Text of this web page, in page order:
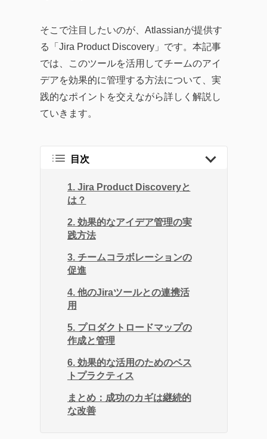
そこで注目したいのが、Atlassianが提供す
る「Jira Product Discovery」です。本記事
では、このツールを活用してチームのアイ
デアを効果的に管理する方法について、実
践的なポイントを交えながら詳しく解説し
ていきます。
目次
1. Jira Product Discoveryと
は？
2. 効果的なアイデア管理の実
践方法
3. チームコラボレーションの
促進
4. 他のJiraツールとの連携活
用
5. プロダクトロードマップの
作成と管理
6. 効果的な活用のためのベス
トプラクティス
まとめ：成功のカギは継続的
な改善